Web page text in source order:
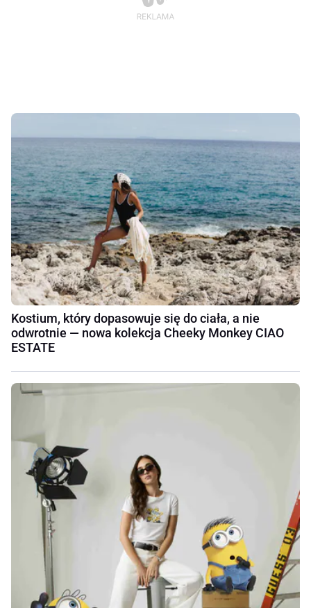
Kostium, który dopasowuje się do ciała, a nie
odwrotnie — nowa kolekcja Cheeky Monkey CIAO
ESTATE